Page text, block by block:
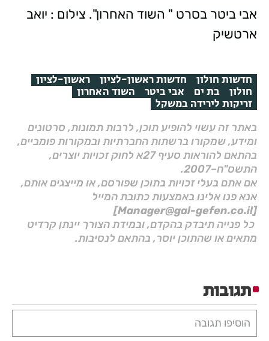
אבי ביטר בסרט " השוד האחרון". צילום : יואב
ארטשיק
חדשות חולון חדשות ראשון-לציון ראשון-לציון
חולון בת ים אבי ביטר השוד האחרון
זריקות לירידה במשקל
באתר זה עשוי להופיע תוכן, לרבות תמונות, סרטונים
ומידע, שמקורו ברשתות החברתיות ובמקורות פומביים,
בהתאם להוראות סעיף 27א לחוק זכויות יוצרים,
התשס"ח–2007.
אם אתם בעלי זכויות בתוכן שפורסם, או מייצגים אותם,
אנא פנו אלינו באמצעות כתובת המייל
[Manager@gal-gefen.co.il]
כל פנייה תיבדק בהקדם, ובמידת הצורך יינתן קרדיט
מתאים או שהתוכן יוסר, בהתאם לנסיבות.
תגובות
הוסיפו תגובה